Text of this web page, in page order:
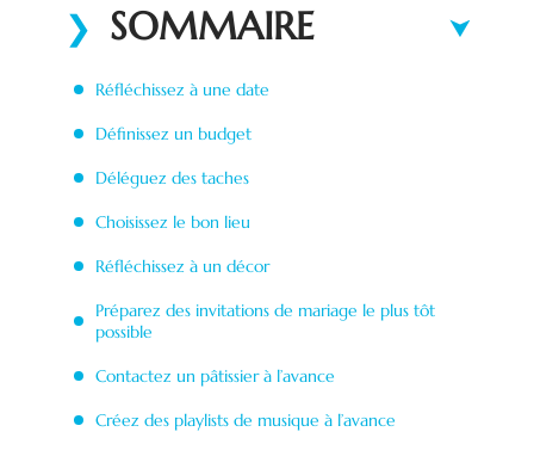
SOMMAIRE
Réfléchissez à une date
Définissez un budget
Déléguez des taches
Choisissez le bon lieu
Réfléchissez à un décor
Préparez des invitations de mariage le plus tôt
possible
Contactez un pâtissier à l’avance
Créez des playlists de musique à l’avance